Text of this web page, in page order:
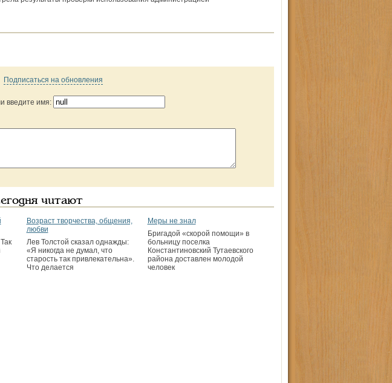
Подписаться на обновления
введите имя:
читают
Возраст творчества, общения,
любви
Лев Толстой сказал однажды:
«Я никогда не думал, что
старость так привлекательна».
Что делается
Меры не знал
Бригадой «скорой помощи» в
больницу поселка
Константиновский Тутаевского
района доставлен молодой
человек